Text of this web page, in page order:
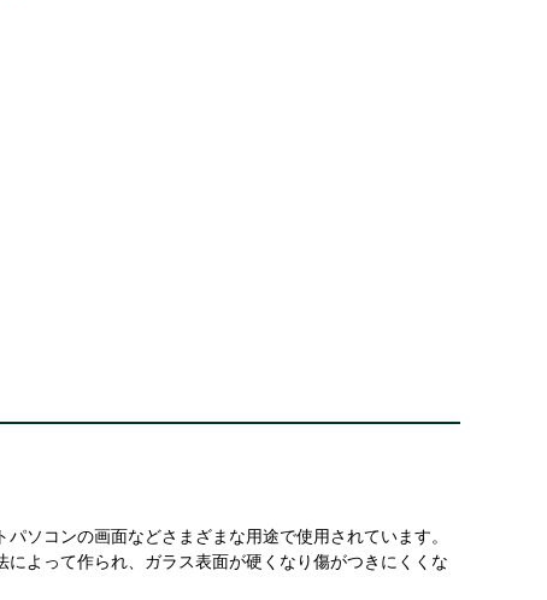
ソコンの画面などさまざまな用途で使用されています。
よって作られ、ガラス表面が硬くなり傷がつきにくくな